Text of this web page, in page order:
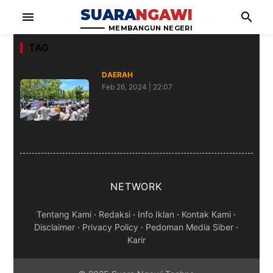
menu SUARANGAWI
MEMBANGUN NEGERI
search
TAG
DAERAH
Feb 26, 2024 | 22:07
NETWORK
Tentang Kami · Redaksi · Info Iklan · Kontak Kami ·
Disclaimer · Privacy Policy · Pedoman Media Siber ·
Karir